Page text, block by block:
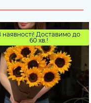
наявності! Доставимо до
60 хв.!